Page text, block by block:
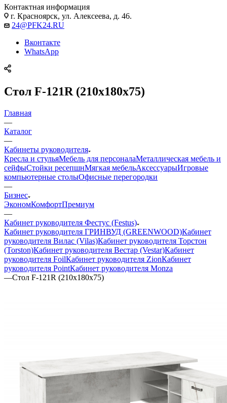
Контактная информация
г. Красноярск, ул. Алексеева, д. 46.
24@PFK24.RU
Вконтакте
WhatsApp
Стол F-121R (210х180х75)
Главная
—
Каталог
—
Кабинеты руководителя
Кресла и стульяМебель для персоналаМеталлическая мебель и
сейфыСтойки ресепшнМягкая мебельАксессуарыИгровые
компьютерные столыОфисные перегородки
—
Бизнес
ЭкономКомфортПремиум
—
Кабинет руководителя Фестус (Festus)
Кабинет руководителя ГРИНВУД (GREENWOOD)Кабинет
руководителя Вилас (Vilas)Кабинет руководителя Торстон
(Torston)Кабинет руководителя Вестар (Vestar)Кабинет
руководителя FoilКабинет руководителя ZionКабинет
руководителя PointКабинет руководителя Monza
—Стол F-121R (210х180х75)